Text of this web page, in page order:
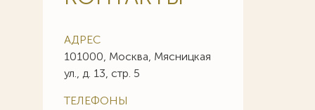
АДРЕС
101000, Москва, Мясницкая
ул., д. 13, стр. 5
ТЕЛЕФОНЫ